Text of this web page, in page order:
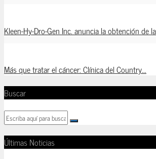
Kleen-Hy-Dro-Gen Inc. anuncia la obtención de
Más que tratar el cáncer: Clínica del Country...
Buscar
Últimas Noticias